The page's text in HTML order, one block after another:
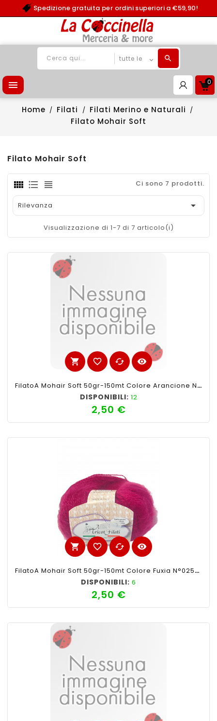
Spedizione gratuita per ordini superiori a €59,90!
 0
Home Filati
Filati Merino e Naturali
Filato Mohair Soft
Filato Mohair Soft
Ci sono 7 prodotti.
Rilevanza 
Visualizzazione di 1-7 di 7 articolo(i)
shopping_cart favorite_border cached visibility
FilatoA Mohair Soft 50gr-150mt Colore Arancione N°02-Ferri Consigliati N°4-4,5
DISPONIBILI: 12
2,50 €Prezzo
shopping_cart favorite_border cached visibility
FilatoA Mohair Soft 50gr-150mt Colore Fuxia N°025-Ferri Consigliati N°4-4,5
DISPONIBILI: 6
2,50 €Prezzo